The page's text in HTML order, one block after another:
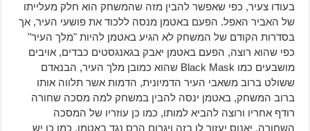
בעודו צעיר, כפי שאפשר להבין מזה שהמשחק הוא חלק מעלייתו
של האביר האפל. הפעם באטמן מנסה ללכוד את פושעי העיר, אך
בסדרות הקודם של המשחק לא הגיע באטמן להיות "מלך העיר"
כפי שהוא רוצה, הפעם באטמן יאבק בגאנגסטים כבדים, אויבים
מושבעים כמו Black Mask שהוא כמובן מלך העיר, הבנאדם
ששולט ברוב משאבי העיר הדמיונית, הדמות אשר תלווה אותו
ברוב המשחק, באטמן ינסה להבין במשחק למה מסכה שחורה
רודף אחריו ורוצה להביא למותו, כמו כן עוזריו של המסכה
השחורה, יאנוס יעזור לו בזה ויגרום הרס נגד באטמן. כמו כן יש